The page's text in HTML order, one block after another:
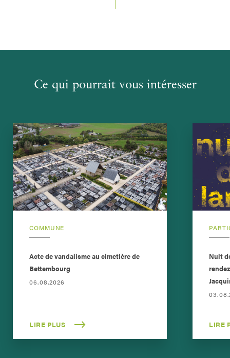
Ce qui pourrait vous intéresser
COMMUNE
Acte de vandalisme au cimetière de
Bettembourg
06.08.2026
LIRE PLUS
Nuit
LIRE